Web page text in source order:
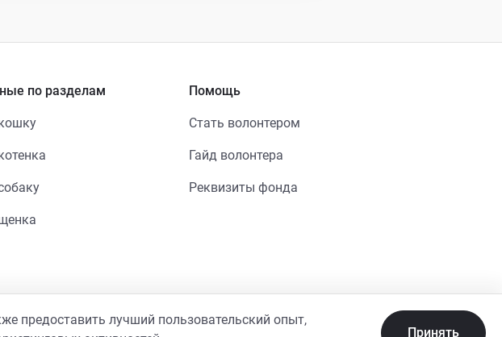
по разделам Помощь
Стать волонтером
Гайд волонтера
Реквизиты фонда
предоставить лучший пользовательский опыт,
Принять